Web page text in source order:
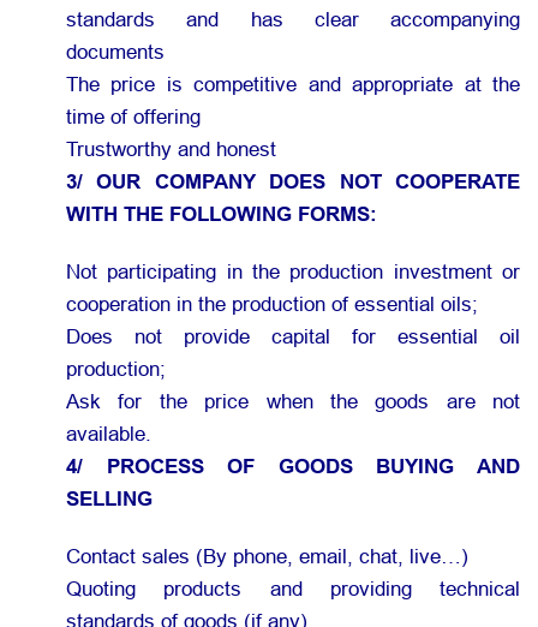
standards and has clear accompanying
documents
The price is competitive and appropriate at the
time of offering
Trustworthy and honest
3/ OUR COMPANY DOES NOT COOPERATE
WITH THE FOLLOWING FORMS:
Not participating in the production investment or
cooperation in the production of essential oils;
Does not provide capital for essential oil
production;
Ask for the price when the goods are not
available.
4/ PROCESS OF GOODS BUYING AND
SELLING
Contact sales (By phone, email, chat, live…)
Quoting products and providing technical
standards of goods (if any)